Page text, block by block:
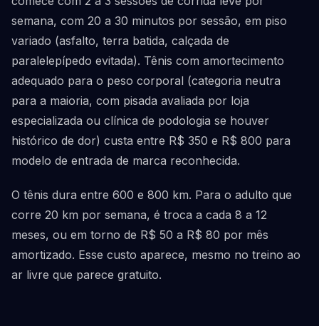
semana, com 20 a 30 minutos por sessão, em piso
variado (asfalto, terra batida, calçada de
paralelepípedo evitada). Tênis com amortecimento
adequado para o peso corporal (categoria neutra
para a maioria, com pisada avaliada por loja
especializada ou clínica de podologia se houver
histórico de dor) custa entre R$ 350 e R$ 800 para
modelo de entrada de marca reconhecida.
O tênis dura entre 600 e 800 km. Para o adulto que
corre 20 km por semana, é troca a cada 8 a 12
meses, ou em torno de R$ 50 a R$ 80 por mês
amortizado. Esse custo aparece, mesmo no treino ao
ar livre que parece gratuito.